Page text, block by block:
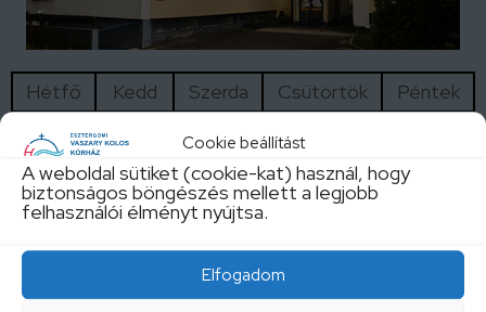
Cookie beállítást
A weboldal sütiket (cookie-kat) használ, hogy
biztonságos böngészés mellett a legjobb
felhasználói élményt nyújtsa.
Elfogadom
Hétfő Kedd Szerda Csütörtök
Péntek
8:00-
14:00
8:00-
14:00
8:00-
14:00
A szakrendelések aktuális változásait IDE
kattintva tekintheti meg!